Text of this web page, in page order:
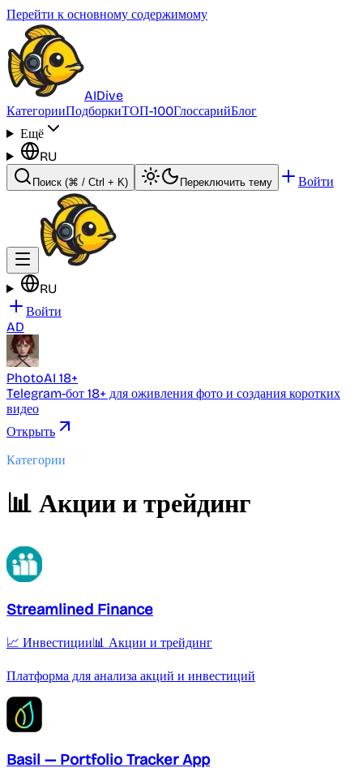
Перейти к основному содержимому
AIDive
КатегорииПодборкиТОП-100ГлоссарийБлог
Ещё
RU
Поиск (⌘ / Ctrl + K) Переключить тему Войти
RU
Войти
AD
PhotoAI 18+
Telegram-бот 18+ для оживления фото и создания коротких
видео
Открыть
Категории
📊 Акции и трейдинг
Streamlined Finance
📈 Инвестиции📊 Акции и трейдинг
Платформа для анализа акций и инвестиций
Basil — Portfolio Tracker App